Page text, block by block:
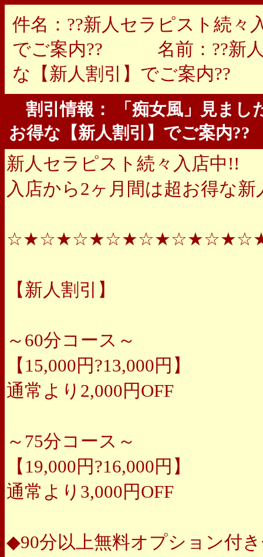
件名：??新人セラピスト続
でご案内?? 名前：??新人
な【新人割引】でご案内
割引情報： 「痴女風」見ま
お得な【新人割引】でご案内??
新人セラピスト続々入店中!!
入店から2ヶ月間は超お得な
【新人割引】
～60分コース～
【15,000円?13,000円】
通常より2,000円OFF
～75分コース～
【19,000円?16,000円】
通常より3,000円OFF
◆90分以上無料オプション付